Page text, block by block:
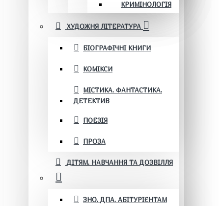
КРИМІНОЛОГІЯ
ХУДОЖНЯ ЛІТЕРАТУРА
БІОГРАФІЧНІ КНИГИ
КОМІКСИ
МІСТИКА. ФАНТАСТИКА.
ДЕТЕКТИВ
ПОЕЗІЯ
ПРОЗА
ДІТЯМ. НАВЧАННЯ ТА ДОЗВІЛЛЯ
ЗНО. ДПА. АБІТУРІЄНТАМ